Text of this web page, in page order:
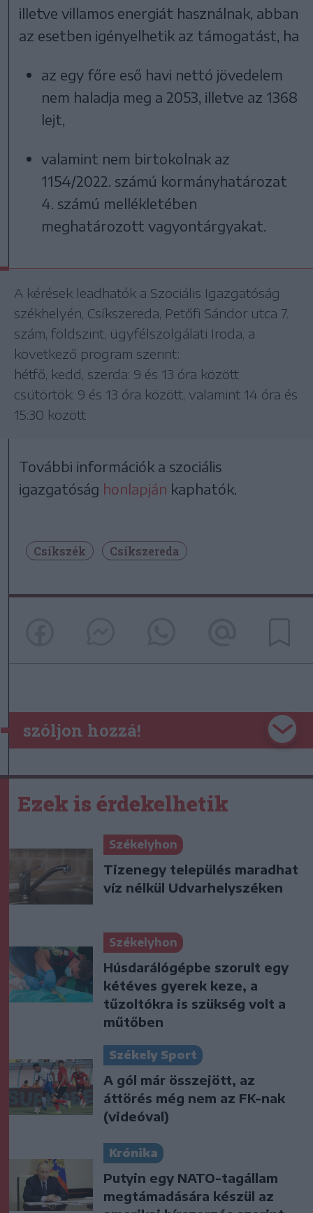
illetve villamos energiát használnak, abban
az esetben igényelhetik az támogatást, ha
az egy főre eső havi nettó jövedelem
nem haladja meg a 2053, illetve az 1368
lejt,
valamint nem birtokolnak az
1154/2022. számú kormányhatározat
4. számú mellékletében
meghatározott vagyontárgyakat.
A kérések leadhatók a Szociális Igazgatóság
székhelyén, Csíkszereda, Petőfi Sándor utca 7.
szám, földszint, ügyfélszolgálati Iroda, a
következő program szerint:
hétfő, kedd, szerda: 9 és 13 óra között
csütörtök: 9 és 13 óra között, valamint 14 óra és
15:30 között
További információk a szociális
igazgatóság honlapján kaphatók.
Csíkszék Csíkszereda
szóljon hozzá!
Ezek is érdekelhetik
Székelyhon
Tizenegy település maradhat
víz nélkül Udvarhelyszéken
Székelyhon
Húsdarálógépbe szorult egy
kétéves gyerek keze, a
tűzoltókra is szükség volt a
műtőben
Székely Sport
A gól már összejött, az
áttörés még nem az FK-nak
(videóval)
Krónika
Putyin egy NATO-tagállam
megtámadására készül az